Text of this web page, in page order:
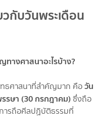
กับวันพระเดือน
างศาสนาอะไรบ้าง?
ธศาสนาที่สำคัญมาก คือวัน
รรษา (30 กรกฎาคม)ซึ่งถือ
การถือศีลปฏิบัติธรรมที่